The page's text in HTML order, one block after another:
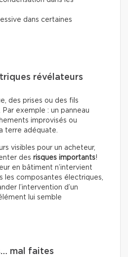
dans certaines
révélateurs
des prises ou des fils
exemple : un panneau
improvisés ou
terre adéquate.
visibles pour un acheteur,
des risques importants!
en bâtiment n’intervient
les composantes électriques,
l’intervention d’un
lui semble
mal faites